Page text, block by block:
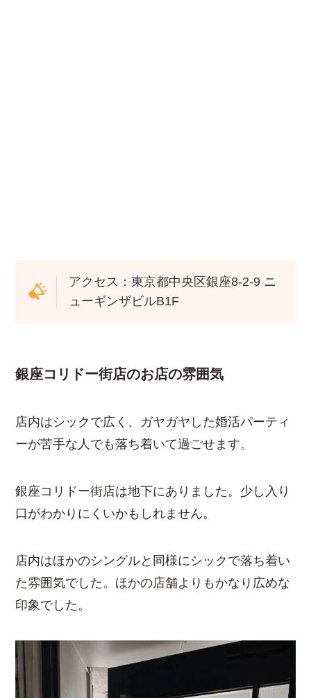
アクセス：東京都中央区銀座8-2-9 ニ
ューギンザビルB1F
銀座コリドー街店のお店の雰囲気
店内はシックで広く、ガヤガヤした婚活パーティ
ーが苦手な人でも落ち着いて過ごせます。
銀座コリドー街店は地下にありました。少し入り
口がわかりにくいかもしれません。
店内はほかのシングルと同様にシックで落ち着い
た雰囲気でした。ほかの店舗よりもかなり広めな
印象でした。